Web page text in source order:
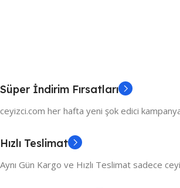
Süper İndirim Fırsatları
ceyizci.com her hafta yeni şok edici
Hızlı Teslimat
Aynı Gün Kargo ve Hızlı Teslimat sadece